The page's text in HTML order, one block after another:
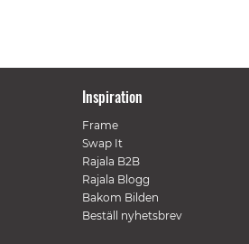
Inspiration
Frame
Swap It
Rajala B2B
Rajala Blogg
Bakom Bilden
Beställ nyhetsbrev